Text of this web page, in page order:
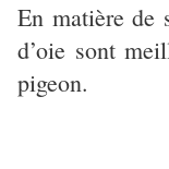
En matière de
d’oie sont
pigeon.